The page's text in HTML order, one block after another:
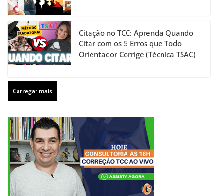
Citação no TCC: Aprenda Quando
Citar com os 5 Erros que Todo
Orientador Corrige (Técnica TSAC)
Carregar mais